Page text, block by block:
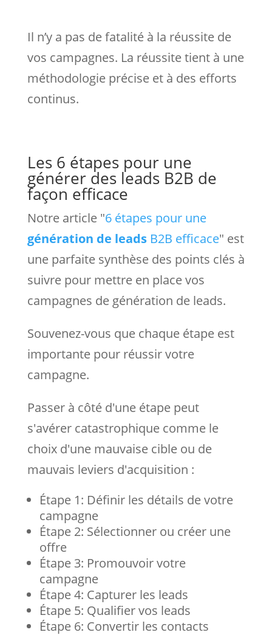
Il n’y a pas de fatalité à la réussite de
vos campagnes. La réussite tient à une
méthodologie précise et à des efforts
continus.
Les 6 étapes pour une
générer des leads B2B de
façon efficace
Notre article "6 étapes pour une
génération de leadsB2B efficace" est
une parfaite synthèse des points clés à
suivre pour mettre en place vos
campagnes de génération de leads.
Souvenez-vous que chaque étape est
importante pour réussir votre
campagne.
Passer à côté d'une étape peut
s'avérer catastrophique comme le
choix d'une mauvaise cible ou de
mauvais leviers d'acquisition :
Étape 1: Définir les détails de votre
campagne
Étape 2: Sélectionner ou créer une
offre
Étape 3: Promouvoir votre
campagne
Étape 4: Capturer les leads
Étape 5: Qualifier vos leads
Étape 6: Convertir les contacts